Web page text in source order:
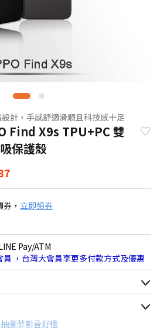
計，手感舒適滑順且科技感十足
Find X9s TPU+PC 雙
保護殼
， 立即領券
Pay/ATM
員 ，台灣大會員享更多付款方式及優惠
，請以購物車顯示為主
豪華影音好禮